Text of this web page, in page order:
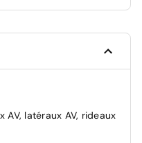
--
portes AR
750 €
AV, latéraux AV, rideaux